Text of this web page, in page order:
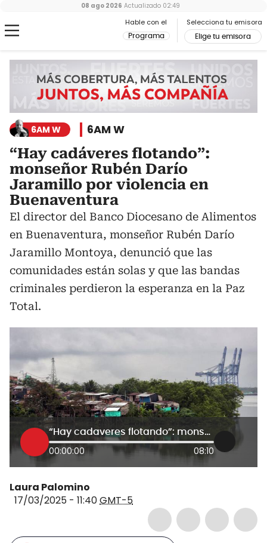
Hable con el
Programa
Selecciona tu emisora
Elige tu emisora
08 ago 2026 Actualizado 02:49
6AM W 6AM W
“Hay cadáveres flotando”:
monseñor Rubén Darío
Jaramillo por violencia en
Buenaventura
El director del Banco Diocesano de Alimentos
en Buenaventura, monseñor Rubén Darío
Jaramillo Montoya, denunció que las
comunidades están solas y que las bandas
criminales perdieron la esperanza en la Paz
Total.
“Hay cadaveres flotando”: monseñor Rubén Darío Jaramillo por violencia en Buenaventura
00:00:00 08:10
Laura Palomino
17/03/2025 - 11:40GMT-5